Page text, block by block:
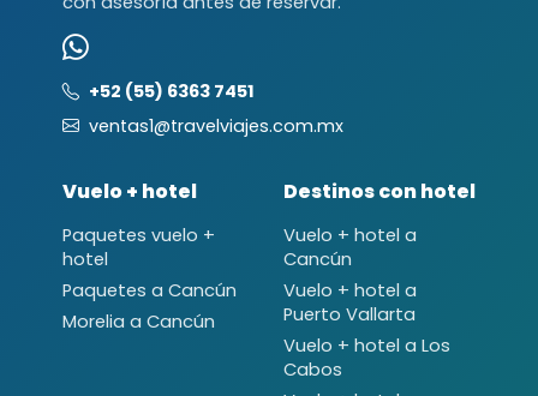
+52 (55) 6363 7451
ventas1@travelviajes.com.mx
Vuelo + hotel
Paquetes vuelo +
hotel
Paquetes a Cancún
Morelia a Cancún
Destinos con hotel
Vuelo + hotel a
Cancún
Vuelo + hotel a
Puerto Vallarta
Vuelo + hotel a Los
Cabos